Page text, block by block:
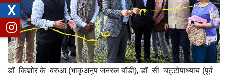
डॉ. किशोर के. बरुआ (भाकृअनुप जनरल बॉडी), डॉ. सी. चट्टोपाध्याय (पूर्व
X